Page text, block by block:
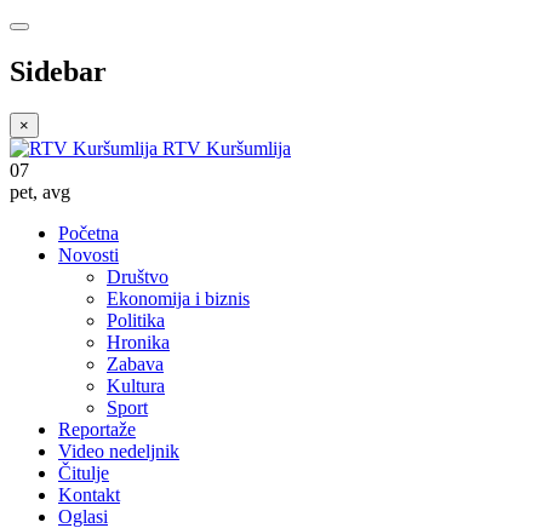
Sidebar
×
RTV Kuršumlija
07
pet, avg
Početna
Novosti
Društvo
Ekonomija i biznis
Politika
Hronika
Zabava
Kultura
Sport
Reportaže
Video nedeljnik
Čitulje
Kontakt
Oglasi